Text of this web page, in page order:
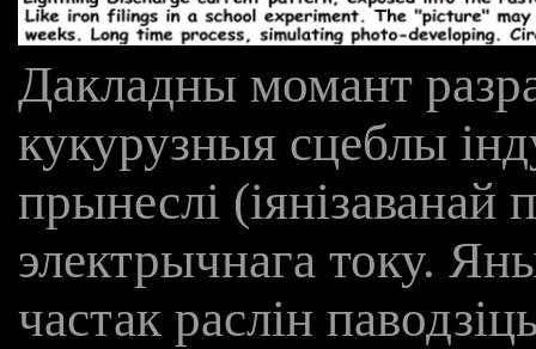
Дакладны момант
кукурузныя сцеблы
прынеслі (іянізаванай
электрычнага току.
частак раслін